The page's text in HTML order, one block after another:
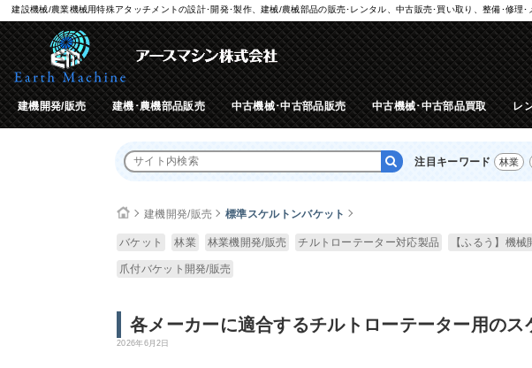
建設機械/農業機械用特殊アタッチメントの設計･開発･製作、建械/農械部品の販売･レンタル、中古販売･買い取り、整備･修理･
建機開発/販売 建機･農機部品販売 中古機械･中古部品販売 中古機械･中古部品買取 レ
注目キーワード 林業
建機開発/販売 標準スケルトンバケット
バケット 林業 林業機開発/販売 チルトローテーター対応製品 【ふるう】機械
爪付バケット開発/販売
各メーカーに適合するチルトローテーター用のス
2026年6月2日